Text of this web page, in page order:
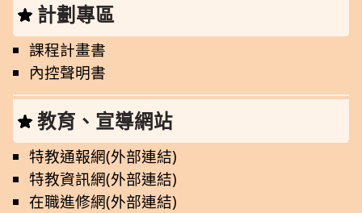
計劃專區
課程計畫書
內控聲明書
教育、宣導網站
特教通報網(外部連結)
特教資訊網(外部連結)
在職進修網(外部連結)